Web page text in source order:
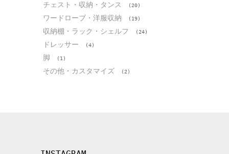
チェスト・収納・タンス (20)
ワードローブ・洋服収納 (19)
収納棚・ラック・シェルフ (24)
ドレッサー (4)
脚 (1)
その他・カスタマイズ (2)